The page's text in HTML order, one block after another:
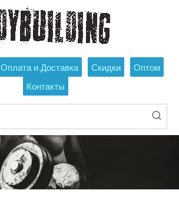
Оплата и Доставка Скидки
Оптом
Контакты